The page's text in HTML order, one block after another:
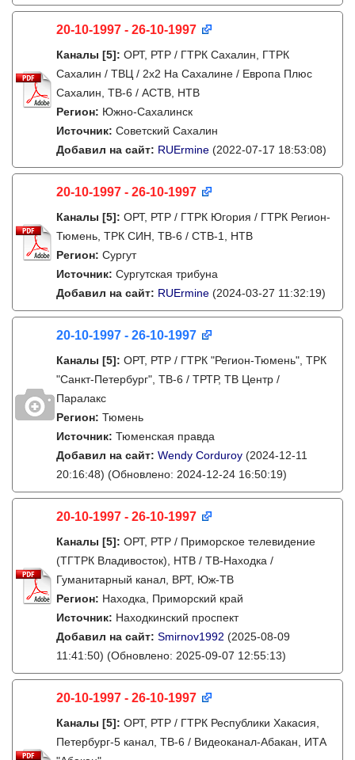
20-10-1997 - 26-10-1997
Каналы [5]: ОРТ, РТР / ГТРК Сахалин, ГТРК
Сахалин / ТВЦ / 2х2 На Сахалине / Европа Плюс
Сахалин, ТВ-6 / АСТВ, НТВ
Регион: Южно-Сахалинск
Источник: Советский Сахалин
Добавил на сайт: RUErmine (2022-07-17 18:53:08)
20-10-1997 - 26-10-1997
Каналы [5]: ОРТ, РТР / ГТРК Югория / ГТРК Регион-
Тюмень, ТРК СИН, ТВ-6 / СТВ-1, НТВ
Регион: Сургут
Источник: Сургутская трибуна
Добавил на сайт: RUErmine (2024-03-27 11:32:19)
20-10-1997 - 26-10-1997
Каналы [5]: ОРТ, РТР / ГТРК "Регион-Тюмень", ТРК
"Санкт-Петербург", ТВ-6 / ТРТР, ТВ Центр /
Паралакс
Регион: Тюмень
Источник: Тюменская правда
Добавил на сайт: Wendy Corduroy (2024-12-11
20:16:48) (Обновлено: 2024-12-24 16:50:19)
20-10-1997 - 26-10-1997
Каналы [5]: ОРТ, РТР / Приморское телевидение
(ТГТРК Владивосток), НТВ / ТВ-Находка /
Гуманитарный канал, ВРТ, Юж-ТВ
Регион: Находка, Приморский край
Источник: Находкинский проспект
Добавил на сайт: Smirnov1992 (2025-08-09
11:41:50) (Обновлено: 2025-09-07 12:55:13)
20-10-1997 - 26-10-1997
Каналы [5]: ОРТ, РТР / ГТРК Республики Хакасия,
Петербург-5 канал, ТВ-6 / Видеоканал-Абакан, ИТА